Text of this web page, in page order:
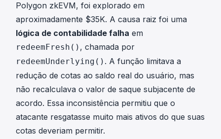
Polygon zkEVM, foi explorado em
aproximadamente $35K. A causa raiz foi uma
lógica de contabilidade falha em
redeemFresh() , chamada por
redeemUnderlying() . A função limitava a
redução de cotas ao saldo real do usuário, mas
não recalculava o valor de saque subjacente de
acordo. Essa inconsistência permitiu que o
atacante resgatasse muito mais ativos do que suas
cotas deveriam permitir.